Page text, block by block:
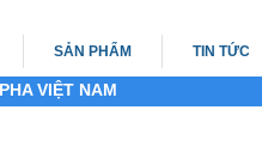
SẢN PHẨM TIN TỨC
VIỆT NAM